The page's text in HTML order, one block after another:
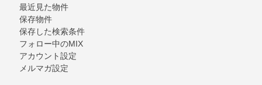
最近見た物件
保存物件
保存した検索条件
フォロー中のMIX
アカウント設定
メルマガ設定